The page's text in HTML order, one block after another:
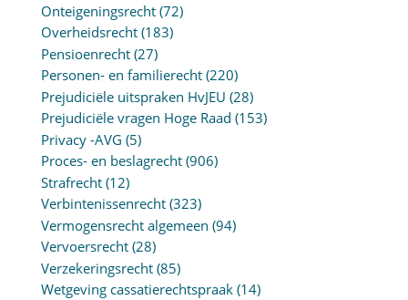
Onteigeningsrecht(72)
Overheidsrecht(183)
Pensioenrecht(27)
Personen- en familierecht(220)
Prejudiciële uitspraken HvJEU (28)
Prejudiciële vragen Hoge Raad (153)
Privacy -AVG (5)
Proces- en beslagrecht(906)
Strafrecht(12)
Verbintenissenrecht(323)
Vermogensrecht algemeen (94)
Vervoersrecht(28)
Verzekeringsrecht(85)
Wetgeving cassatierechtspraak(14)